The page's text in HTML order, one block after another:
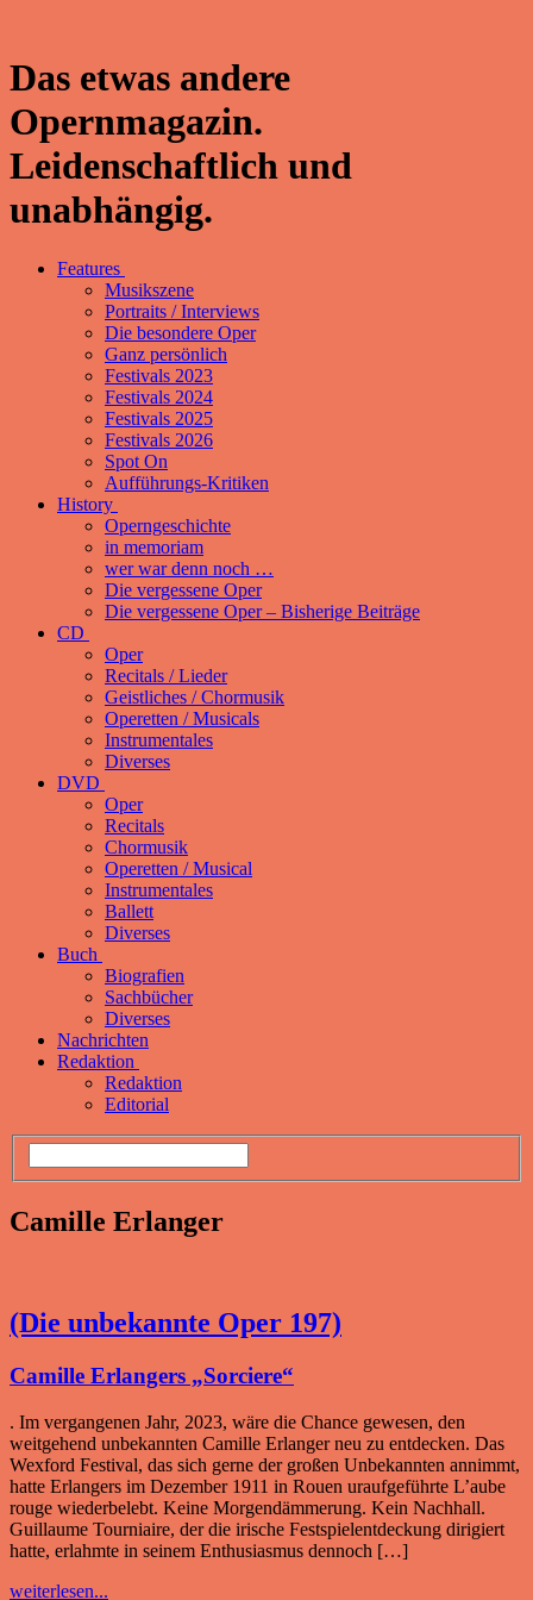
Das etwas andere
Opernmagazin.
Leidenschaftlich und
unabhängig.
Features
Musikszene
Portraits / Interviews
Die besondere Oper
Ganz persönlich
Festivals 2023
Festivals 2024
Festivals 2025
Festivals 2026
Spot On
Aufführungs-Kritiken
History
Operngeschichte
in memoriam
wer war denn noch …
Die vergessene Oper
Die vergessene Oper – Bisherige Beiträge
CD
Oper
Recitals / Lieder
Geistliches / Chormusik
Operetten / Musicals
Instrumentales
Diverses
DVD
Oper
Recitals
Chormusik
Operetten / Musical
Instrumentales
Ballett
Diverses
Buch
Biografien
Sachbücher
Diverses
Nachrichten
Redaktion
Redaktion
Editorial
Camille Erlanger
(Die unbekannte Oper 197)
Camille Erlangers „Sorciere“
. Im vergangenen Jahr, 2023, wäre die Chance gewesen, den
weitgehend unbekannten Camille Erlanger neu zu entdecken. Das
Wexford Festival, das sich gerne der großen Unbekannten annimmt,
hatte Erlangers im Dezember 1911 in Rouen uraufgeführte L’aube
rouge wiederbelebt. Keine Morgendämmerung. Kein Nachhall.
Guillaume Tourniaire, der die irische Festspielentdeckung dirigiert
hatte, erlahmte in seinem Enthusiasmus dennoch […]
weiterlesen...